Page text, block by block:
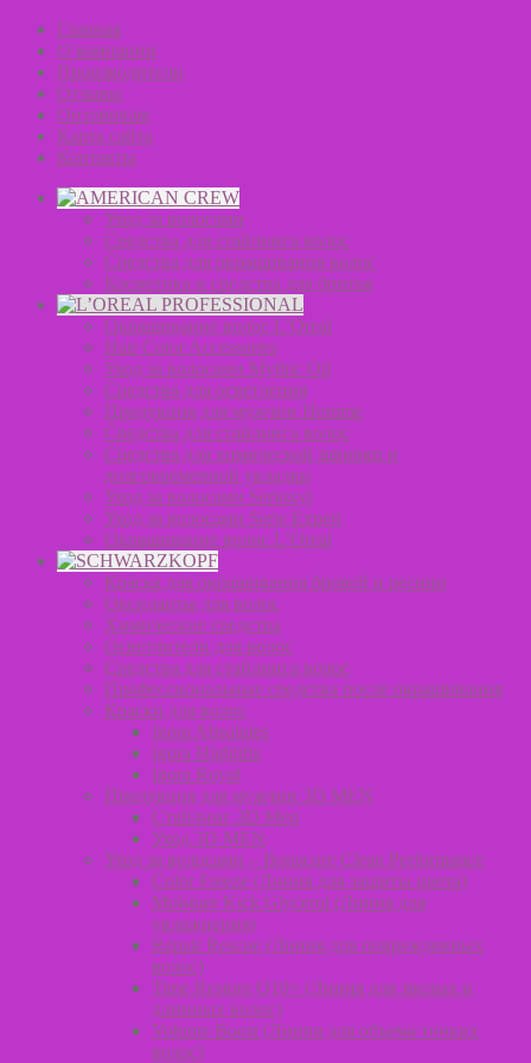
Главная
О компании
Производители
Отзывы
Оптовикам
Карта сайта
Контакты
Уход за волосами
Средства для стайлинга волос
Средства для окрашивания волос
Косметика и средства для бритья
Окрашивание волос L’Oreal
Hair Color Accessories
Уход за волосами Mythic Oil
Средства для осветления
Продукция для мужчин Homme
Средства для стайлинга волос
Средства для химической завивки и
долговременной укладки
Уход за волосами Serioxyl
Уход за волосами Serie Expert
Окрашивание волос L’Oreal
Краска для окрашивания бровей и ресниц
Оксиданты для волос
Химические средства
Осветлители для волос
Средства для стайлинга волос
Профессиональные средства после окрашивания
Краски для волос
Igora Absolutes
Igora Highlifts
Igora Royal
Продукция для мужчин 3D MEN
Стайлинг 3D Men
Уход 3D MEN
Уход за волосами – Bonacure Clean Performance
Color Freeze (Линия для защиты цвета)
Moisture Kick Glycerol (Линия для
увлажнения)
Repair Rescue (Линия для поврежденных
волос)
Time Restore Q10+ (Линия для зрелых и
длинных волос)
Volume Boost (Линия для объема тонких
волос)